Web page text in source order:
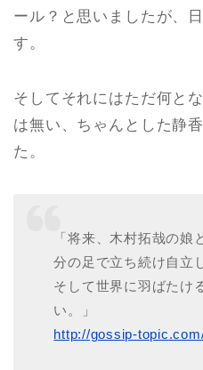
ール？と思いましたが、
す。
そしてそれにはただ何と
は無い、ちゃんとした静
た。
「将来、木村拓哉の娘
分の足で立ち続け自立
そして世界に羽ばたけ
い。」
http://gossip-